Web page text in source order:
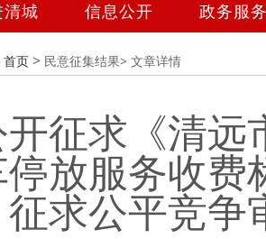
清城 信息公开 政务服
首页 > 民意征集结果> 文章详情
征求《清
放服务收费
征求公平竞争